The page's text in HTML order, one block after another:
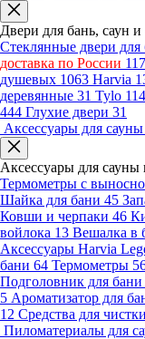
Двери для бань, саун
Стеклянные двери
доставка по России
душевых 1063 Harvia
деревянные 31 Tylo 114
444 Глухие двери 31
Аксессуары для
Аксессуары для сауны
Термометры с
Шайка для бани 45
Ковши и черпаки 46
войлока 13 Вешалка в
Аксессуары Harvia
бани 64 Термометры
Подголовник для бани
5 Ароматизатор для
12 Средства для чистки
Пиломатериалы для